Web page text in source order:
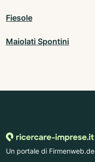
Fiesole
Maiolati Spontini
Un portale di Firmenweb.de